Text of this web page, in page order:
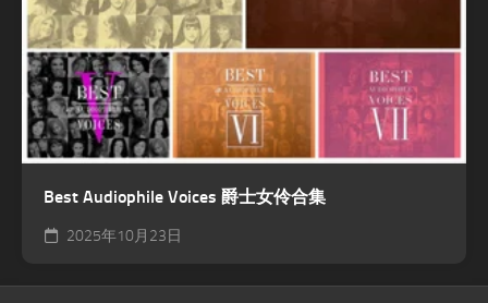
Best Audiophile Voices 爵士女伶合集
2025年10月23日